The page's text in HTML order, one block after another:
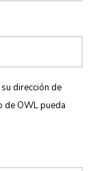
dirección de
de OWL pueda